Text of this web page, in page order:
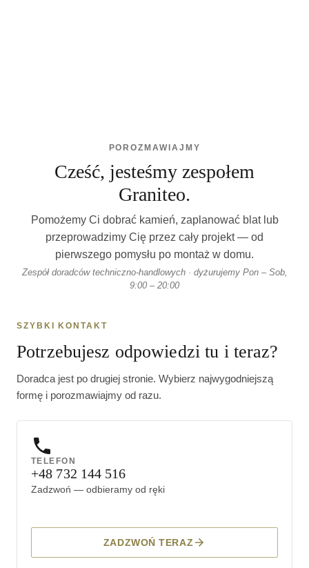
POROZMAWIAJMY
Cześć, jesteśmy zespołem
Graniteo.
Pomożemy Ci dobrać kamień, zaplanować blat lub
przeprowadzimy Cię przez cały projekt — od
pierwszego pomysłu po montaż w domu.
Zespół doradców techniczno-handlowych · dyżurujemy Pon – Sob,
9:00 – 20:00
SZYBKI KONTAKT
Potrzebujesz odpowiedzi tu i teraz?
Doradca jest po drugiej stronie. Wybierz najwygodniejszą
formę i porozmawiajmy od razu.
TELEFON
+48 732 144 516
Zadzwoń — odbieramy od ręki
ZADZWOŃ TERAZ